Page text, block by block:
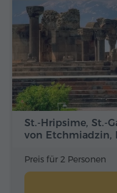
St.-Hripsime, St.-
von Etchmiadzin,
Preis für 2 Personen